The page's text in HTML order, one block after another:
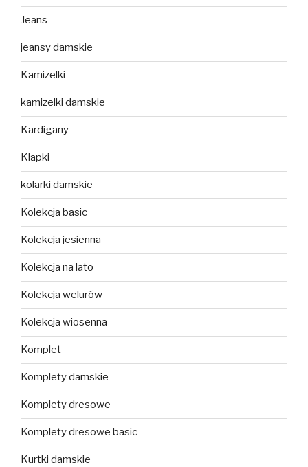
Jeans
jeansy damskie
Kamizelki
kamizelki damskie
Kardigany
Klapki
kolarki damskie
Kolekcja basic
Kolekcja jesienna
Kolekcja na lato
Kolekcja welurów
Kolekcja wiosenna
Komplet
Komplety damskie
Komplety dresowe
Komplety dresowe basic
Kurtki damskie